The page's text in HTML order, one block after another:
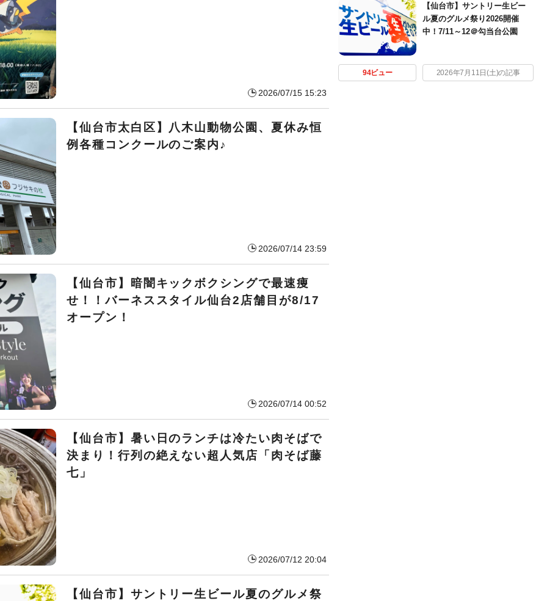
2026/07/15 15:23
【仙台市太白区】八木山動物公園、夏休み恒
例各種コンクールのご案内♪
2026/07/14 23:59
【仙台市】暗闇キックボクシングで最速痩
せ！！バーネススタイル仙台2店舗目が8/17
オープン！
2026/07/14 00:52
【仙台市】暑い日のランチは冷たい肉そばで
決まり！行列の絶えない超人気店「肉そば藤
七」
2026/07/12 20:04
【仙台市】サントリー生ビール夏のグルメ祭
【仙台市】サントリー生ビー
ル夏のグルメ祭り2026開催
中！7/11～12＠勾当台公園
94ビュー 2026年7月11日(土)の記事